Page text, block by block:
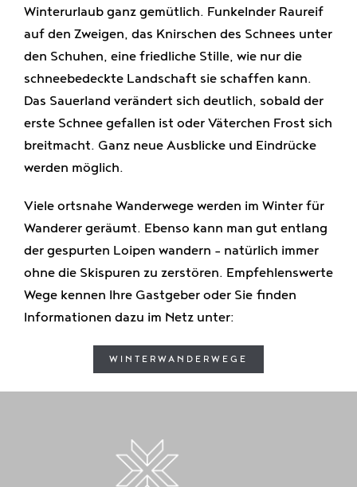
Winterurlaub ganz gemütlich. Funkelnder Raureif
auf den Zweigen, das Knirschen des Schnees unter
den Schuhen, eine friedliche Stille, wie nur die
schneebedeckte Landschaft sie schaffen kann.
Das Sauerland verändert sich deutlich, sobald der
erste Schnee gefallen ist oder Väterchen Frost sich
breitmacht. Ganz neue Ausblicke und Eindrücke
werden möglich.
Viele ortsnahe Wanderwege werden im Winter für
Wanderer geräumt. Ebenso kann man gut entlang
der gespurten Loipen wandern – natürlich immer
ohne die Skispuren zu zerstören. Empfehlenswerte
Wege kennen Ihre Gastgeber oder Sie finden
Informationen dazu im Netz unter:
WINTERWANDERWEGE